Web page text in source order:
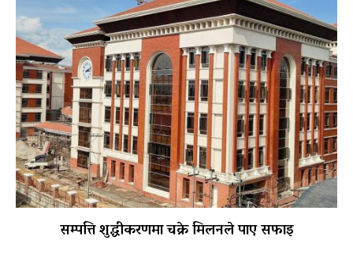
सम्पत्ति शुद्धीकरणमा चक्रे मिलनले पाए सफाइ